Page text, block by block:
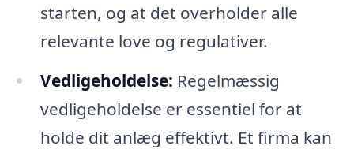
starten, og at det overholder alle
relevante love og regulativer.
Vedligeholdelse: Regelmæssig
vedligeholdelse er essentiel for at
holde dit anlæg effektivt. Et firma kan